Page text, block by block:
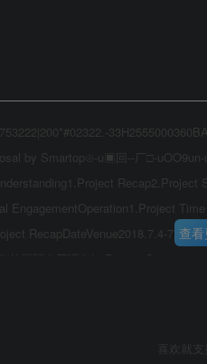
by Smartop⊙-u▣回--厂□-
Recap2.Project
EngagementOperation1.Project
RecapDateVenue2018.7.4-7.5国
/外展区公开课/labsProject
查看
喜欢就